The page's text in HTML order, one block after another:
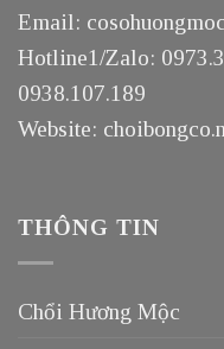
Email:
Hotline1/Zalo:
0938.107.189
Website:
THÔNG TIN
Chổi Hương Mộc